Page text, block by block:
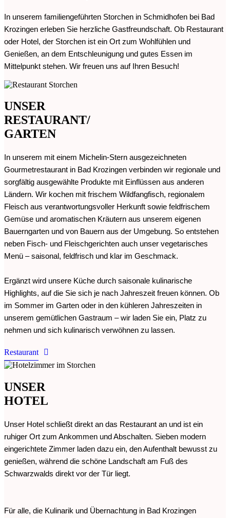
In unserem familiengeführten Storchen in Schmidhofen bei Bad
Krozingen erleben Sie herzliche Gastfreundschaft. Ob Restaurant
oder Hotel, der Storchen ist ein Ort zum Wohlfühlen und
Genießen, an dem Entschleunigung und gutes Essen im
Mittelpunkt stehen. Wir freuen uns auf Ihren Besuch!
UNSER
RESTAURANT/
GARTEN
In unserem mit einem Michelin-Stern ausgezeichneten
Gourmetrestaurant in Bad Krozingen verbinden wir regionale und
sorgfältig ausgewählte Produkte mit Einflüssen aus anderen
Ländern. Wir kochen mit frischem Wildfangfisch, regionalem
Fleisch aus verantwortungsvoller Herkunft sowie feldfrischem
Gemüse und aromatischen Kräutern aus unserem eigenen
Bauerngarten und von Bauern aus der Umgebung. So entstehen
neben Fisch- und Fleischgerichten auch unser vegetarisches
Menü – saisonal, feldfrisch und klar im Geschmack.
Ergänzt wird unsere Küche durch saisonale kulinarische
Highlights, auf die Sie sich je nach Jahreszeit freuen können. Ob
im Sommer im Garten oder in den kühleren Jahreszeiten in
unserem gemütlichen Gastraum – wir laden Sie ein, Platz zu
nehmen und sich kulinarisch verwöhnen zu lassen.
Restaurant
UNSER
HOTEL
Unser Hotel schließt direkt an das Restaurant an und ist ein
ruhiger Ort zum Ankommen und Abschalten. Sieben modern
eingerichtete Zimmer laden dazu ein, den Aufenthalt bewusst zu
genießen, während die schöne Landschaft am Fuß des
Schwarzwalds direkt vor der Tür liegt.
Für alle, die Kulinarik und Übernachtung in Bad Krozingen